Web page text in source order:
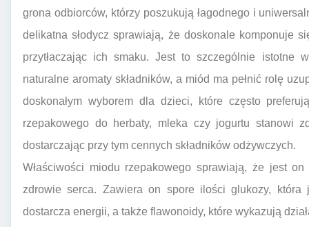
grona odbiorców, którzy poszukują łagodnego i
delikatna słodycz sprawiają, że doskonale komponuje
przytłaczając ich smaku. Jest to szczególnie istotne
naturalne aromaty składników, a miód ma pełnić rolę
doskonałym wyborem dla dzieci, które często
rzepakowego do herbaty, mleka czy jogurtu stanowi
dostarczając przy tym cennych składników odżywczych.
Właściwości miodu rzepakowego sprawiają, że jest
zdrowie serca. Zawiera on spore ilości glukozy,
dostarcza energii, a także flawonoidy, które wykazują